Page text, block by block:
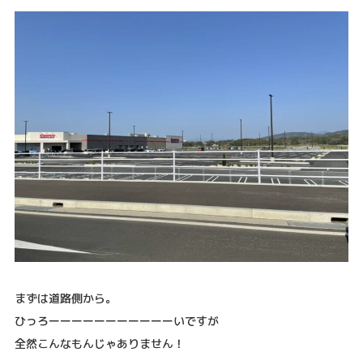
まずは道路側から。
ひっろーーーーーーーーーーーいですが
全然こんなもんじゃありません！